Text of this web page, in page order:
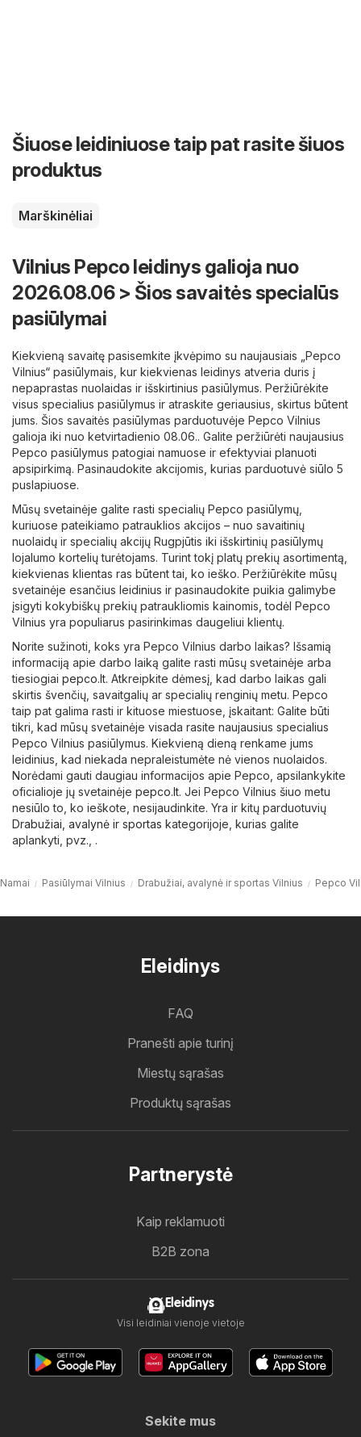
Šiuose leidiniuose taip pat rasite šiuos
produktus
Marškinėliai
Vilnius Pepco leidinys galioja nuo
2026.08.06 > Šios savaitės specialūs
pasiūlymai
Kiekvieną savaitę pasisemkite įkvėpimo su naujausiais „Pepco
Vilnius“ pasiūlymais, kur kiekvienas leidinys atveria duris į
nepaprastas nuolaidas ir išskirtinius pasiūlymus. Peržiūrėkite
visus specialius pasiūlymus ir atraskite geriausius, skirtus būtent
jums. Šios savaitės pasiūlymas parduotuvėje Pepco Vilnius
galioja iki nuo ketvirtadienio 08.06.. Galite peržiūrėti naujausius
Pepco pasiūlymus patogiai namuose ir efektyviai planuoti
apsipirkimą. Pasinaudokite akcijomis, kurias parduotuvė siūlo 5
puslapiuose.
Mūsų svetainėje galite rasti specialių Pepco pasiūlymų,
kuriuose pateikiamo patrauklios akcijos – nuo ​​savaitinių
nuolaidų ir specialių akcijų Rugpjūtis iki išskirtinių pasiūlymų
lojalumo kortelių turėtojams. Turint tokį platų prekių asortimentą,
kiekvienas klientas ras būtent tai, ko ieško. Peržiūrėkite mūsų
svetainėje esančius leidinius ir pasinaudokite puikia galimybe
įsigyti kokybiškų prekių patraukliomis kainomis, todėl Pepco
Vilnius yra populiarus pasirinkimas daugeliui klientų.
Norite sužinoti, koks yra Pepco Vilnius darbo laikas? Išsamią
informaciją apie darbo laiką galite rasti mūsų svetainėje arba
tiesiogiai pepco.lt. Atkreipkite dėmesį, kad darbo laikas gali
skirtis švenčių, savaitgalių ar specialių renginių metu. Pepco
taip pat galima rasti ir kituose miestuose, įskaitant: Galite būti
tikri, kad mūsų svetainėje visada rasite naujausius specialius
Pepco Vilnius pasiūlymus. Kiekvieną dieną renkame jums
leidinius, kad niekada nepraleistumėte nė vienos nuolaidos.
Norėdami gauti daugiau informacijos apie Pepco, apsilankykite
oficialioje jų svetainėje pepco.lt. Jei Pepco Vilnius šiuo metu
nesiūlo to, ko ieškote, nesijaudinkite. Yra ir kitų parduotuvių
Drabužiai, avalynė ir sportas kategorijoje, kurias galite
aplankyti, pvz., .
Namai Pasiūlymai Vilnius Drabužiai, avalynė ir sportas Vilnius Pepco
Eleidinys
FAQ
Pranešti apie turinį
Miestų sąrašas
Produktų sąrašas
Partnerystė
Kaip reklamuoti
B2B zona
Eleidinys
Visi leidiniai vienoje vietoje
Sekite mus